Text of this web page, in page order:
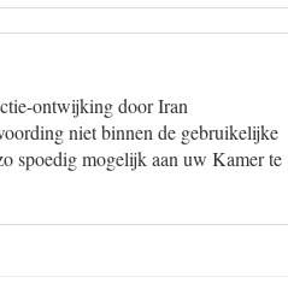
ontwijking door Iran
niet binnen de gebruikelijke
spoedig mogelijk aan uw Kamer te